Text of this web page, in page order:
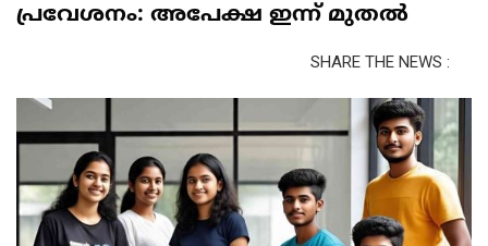
പ്രവേശനം: അപേക്ഷ ഇന്ന് മുതൽ
SHARE THE NEWS :